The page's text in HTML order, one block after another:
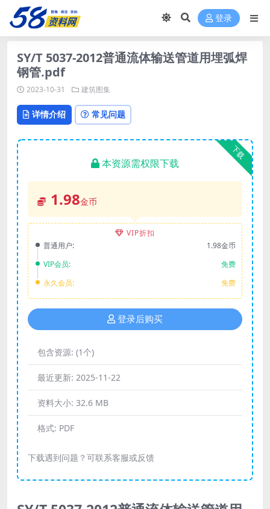
登录
SY/T 5037-2012普通流体输送管道用埋弧焊
钢管.pdf
2023-10-31 建筑图集
详情介绍 常见问题
下载
本资源需权限下载
1.98金币
VIP折扣
普通用户:
1.98金币
VIP会员:
免费
永久会员:
免费
登录后购买
包含资源: (1个)
最近更新: 2025-11-22
资料大小: 32.6 MB
格式: PDF
下载遇到问题？可联系客服或反馈